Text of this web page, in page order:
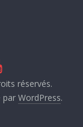
réservés.
par WordPress.